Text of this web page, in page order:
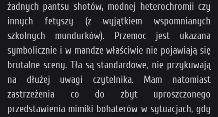
żadnych pantsu shotów, modnej heterochromii czy
innych fetyszy (z wyjątkiem wspomnianych
szkolnych mundurków). Przemoc jest ukazana
symbolicznie i w mandze właściwie nie pojawiają się
brutalne sceny. Tła są standardowe, nie przykuwają
na dłużej uwagi czytelnika. Mam natomiast
zastrzeżenia co do zbyt uproszczonego
przedstawienia mimiki bohaterów w sytuacjach, gdy